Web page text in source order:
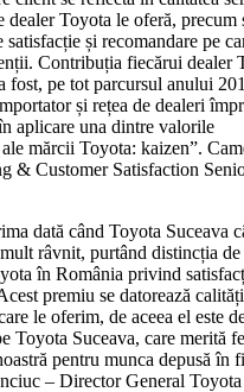
dealer Toyota le oferă, precum
satisfacție și recomandare pe
Contribuția fiecărui dealer
fost, pe tot parcursul anului
și rețea de dealeri
aplicare una dintre valorile
mărcii Toyota: kaizen”.
& Customer Satisfaction
dată când Toyota Suceava
râvnit, purtând distincția de
în România privind
premiu se datorează
le oferim, de aceea el este
Toyota Suceava, care merită
pentru munca depusă în
– Director General Toyota